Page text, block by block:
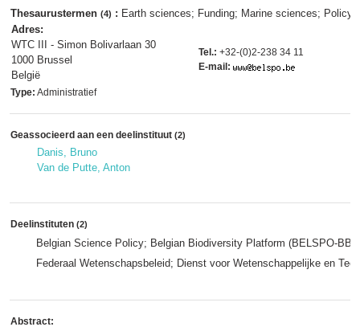
Thesaurustermen (4) : Earth sciences; Funding; Marine sciences; Policy
Adres:
WTC III - Simon Bolivarlaan 30
1000 Brussel
België
Tel.: +32-(0)2-238 34 11
E-mail:
Type: Administratief
Geassocieerd aan een deelinstituut (2)
Danis, Bruno
Van de Putte, Anton
Deelinstituten (2)
Belgian Science Policy; Belgian Biodiversity Platform (BELSPO-
Federaal Wetenschapsbeleid; Dienst voor Wetenschappelijke en
Abstract: